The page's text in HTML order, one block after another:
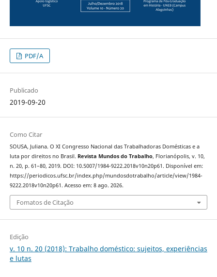
PDF/A
Publicado
2019-09-20
Como Citar
SOUSA, Juliana. O XI Congresso Nacional das Trabalhadoras Domésticas e a
luta por direitos no Brasil. Revista Mundos do Trabalho, Florianópolis, v. 10,
n. 20, p. 61–80, 2019. DOI: 10.5007/1984-9222.2018v10n20p61. Disponível em:
https://periodicos.ufsc.br/index.php/mundosdotrabalho/article/view/1984-
9222.2018v10n20p61. Acesso em: 8 ago. 2026.
Fomatos de Citação
Edição
v. 10 n. 20 (2018): Trabalho doméstico: sujeitos, experiências
e lutas